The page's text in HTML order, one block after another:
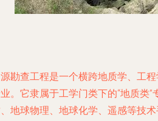
勘查工程是一个横跨地质学、工
。它隶属于工学门类下的“地质类
地球物理、地球化学、遥感等技